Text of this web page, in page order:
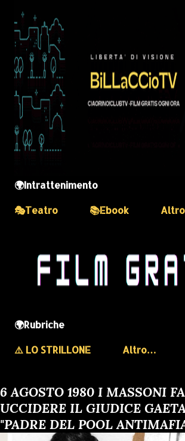
🌍Intrattenimento
🎭Teatro
📚Ebook
🌍Rubriche
⚠️ LO STRILLONE
Altro…
6 AGOSTO 1980 I MASSONI
UCCIDERE IL GIUDICE
"PADRE DEL POOL